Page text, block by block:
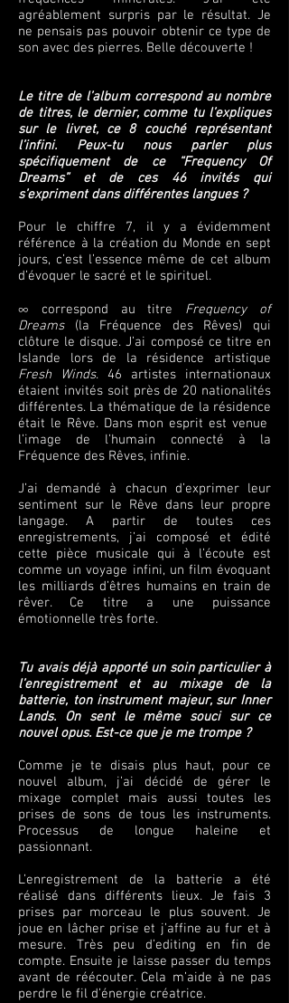
agréablement surpris par le résultat. Je
ne pensais pas pouvoir obtenir ce type de
son avec des pierres. Belle découverte !
Le titre de l’album correspond au nombre
de titres, le dernier, comme tu l’expliques
sur le livret, ce 8 couché représentant
l’infini. Peux-tu nous parler plus
spécifiquement de ce “Frequency Of
Dreams” et de ces 46 invités qui
s’expriment dans différentes langues ?
Pour le chiffre 7, il y a évidemment
référence à la création du Monde en sept
jours, c’est l’essence même de cet album
d’évoquer le sacré et le spirituel.
∞ correspond au titre Frequency of
Dreams(la Fréquence des Rêves) qui
clôture le disque. J’ai composé ce titre en
Islande lors de la résidence artistique
Fresh Winds. 46 artistes internationaux
étaient invités soit près de 20 nationalités
différentes. La thématique de la résidence
était le Rêve. Dans mon esprit est venue
l’image de l’humain connecté à la
Fréquence des Rêves, infinie.
J’ai demandé à chacun d’exprimer leur
sentiment sur le Rêve dans leur propre
langage. A partir de toutes ces
enregistrements, j’ai composé et édité
cette pièce musicale qui à l’écoute est
comme un voyage infini, un film évoquant
les milliards d’êtres humains en train de
rêver. Ce titre a une puissance
émotionnelle très forte.
Tu avais déjà apporté un soin particulier à
l’enregistrement et au mixage de la
batterie, ton instrument majeur, sur Inner
Lands. On sent le même souci sur ce
nouvel opus. Est-ce que je me trompe ?
Comme je te disais plus haut, pour ce
nouvel album, j’ai décidé de gérer le
mixage complet mais aussi toutes les
prises de sons de tous les instruments.
Processus de longue haleine et
passionnant.
L’enregistrement de la batterie a été
réalisé dans différents lieux. Je fais 3
prises par morceau le plus souvent. Je
joue en lâcher prise et j’affine au fur et à
mesure. Très peu d’editing en fin de
compte. Ensuite je laisse passer du temps
avant de réécouter. Cela m’aide à ne pas
perdre le fil d’énergie créatrice.